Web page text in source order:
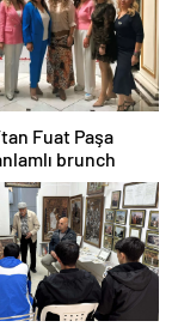
Fuat Paşa
brunch